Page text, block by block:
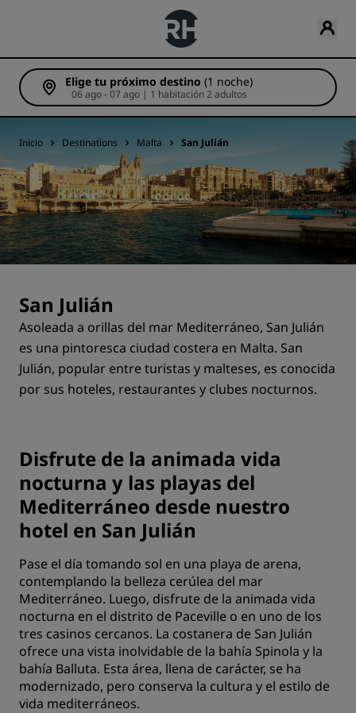
Elige tu próximo destino (1 noche)
06 ago - 07 ago | 1 habitación 2 adultos
Inicio Destinations Malta San Julián
San Julián
Asoleada a orillas del mar Mediterráneo, San Julián
es una pintoresca ciudad costera en Malta. San
Julián, popular entre turistas y malteses, es conocida
por sus hoteles, restaurantes y clubes nocturnos.
Disfrute de la animada vida
nocturna y las playas del
Mediterráneo desde nuestro
hotel en San Julián
Pase el día tomando sol en una playa de arena,
contemplando la belleza cerúlea del mar
Mediterráneo. Luego, disfrute de la animada vida
nocturna en el distrito de Paceville o en uno de los
tres casinos cercanos. La costanera de San Julián
ofrece una vista inolvidable de la bahía Spinola y la
bahía Balluta. Esta área, llena de carácter, se ha
modernizado, pero conserva la cultura y el estilo de
vida mediterráneos.